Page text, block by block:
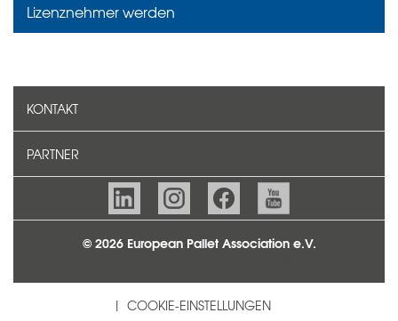
Lizenznehmer werden
KONTAKT
PARTNER
© 2026 European Pallet Association e.V.
COOKIE-EINSTELLUNGEN